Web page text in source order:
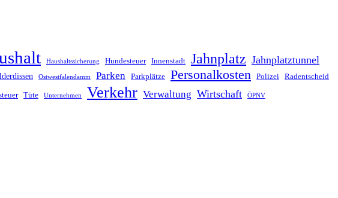
Haushaltssicherung Hundesteuer Innenstadt Jahnplatz Jahnplatztunnel
Ostwestfalendamm Parken Parkplätze Personalkosten Polizei Radentscheid
Tüte Unternehmen Verkehr Verwaltung Wirtschaft ÖPNV